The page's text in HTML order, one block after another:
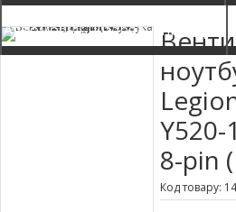
Автомобільні зарядні пристрої
Y520-
8-pin
Код товару: